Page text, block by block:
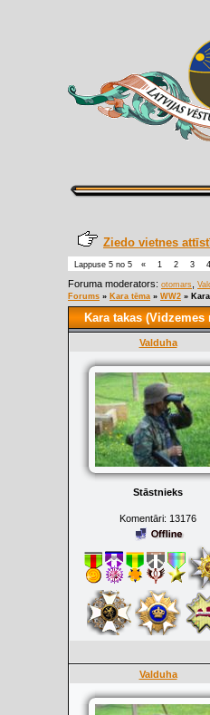
Ziedo vietnes
Lappuse 5 no 5 « 1 2 3 4
Foruma moderators: otomars
Forums » Kara tēma » WW2 »
Kara takas (Vidzemes
Valduha
Stāstnieks
Komentāri: 13176
Valduha